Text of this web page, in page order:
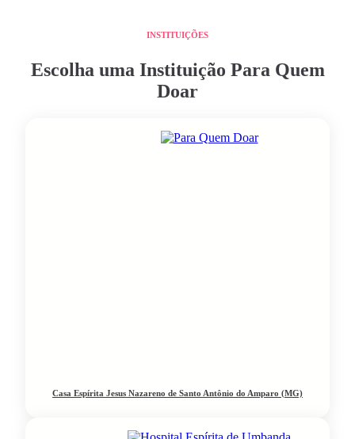
INSTITUIÇÕES
Escolha uma Instituição Para Quem
Doar
Casa Espírita Jesus Nazareno de Santo Antônio do Amparo (MG)